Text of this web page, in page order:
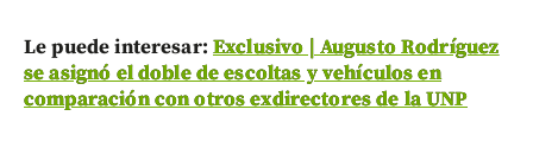
Le puede interesar: Exclusivo | Augusto Rodríguez
se asignó el doble de escoltas y vehículos en
comparación con otros exdirectores de la UNP